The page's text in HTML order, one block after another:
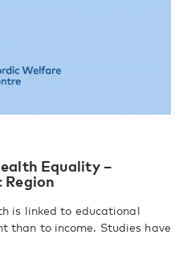
Equality –
Region
is linked to educational
than to income. Studies have